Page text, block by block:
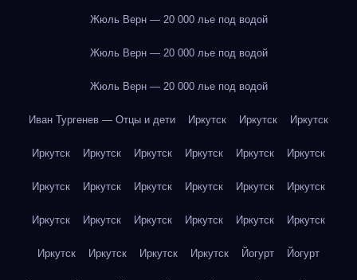
Жюль Верн — 20 000 лье под водой
Жюль Верн — 20 000 лье под водой
Жюль Верн — 20 000 лье под водой
Иван Тургенев — Отцы и дети Иркутск Иркутск Иркутск
Иркутск Иркутск Иркутск Иркутск Иркутск Иркутск
Иркутск Иркутск Иркутск Иркутск Иркутск Иркутск
Иркутск Иркутск Иркутск Иркутск Иркутск Иркутск
Иркутск Иркутск Иркутск Иркутск Йогурт Йогурт